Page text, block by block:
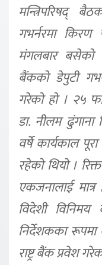
मन्त्रिपरिषद्
गभर्नरमा
मंगलबार बसेको
बैंकको डेपुटी
गरेको हो । २५
डा. नीलम ढुंगाना
वर्षे कार्यकाल
रहेको थियो ।
एकजनालाई
विदेशी विनिमय
निर्देशकका
राष्ट्र बैंक प्रवेश